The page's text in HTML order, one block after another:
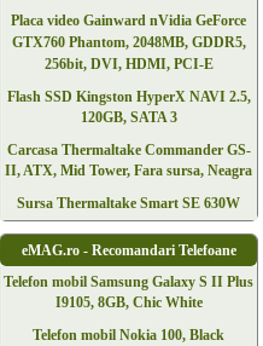
Placa video Gainward nVidia GeForce
GTX760 Phantom, 2048MB, GDDR5,
256bit, DVI, HDMI, PCI-E
Flash SSD Kingston HyperX NAVI 2.5,
120GB, SATA 3
Carcasa Thermaltake Commander GS-
II, ATX, Mid Tower, Fara sursa, Neagra
Sursa Thermaltake Smart SE 630W
eMAG.ro - Recomandari Telefoane
Telefon mobil Samsung Galaxy S II Plus
I9105, 8GB, Chic White
Telefon mobil Nokia 100, Black